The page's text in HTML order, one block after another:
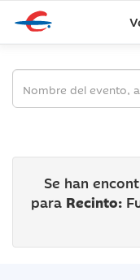
Se han
para Recinto: